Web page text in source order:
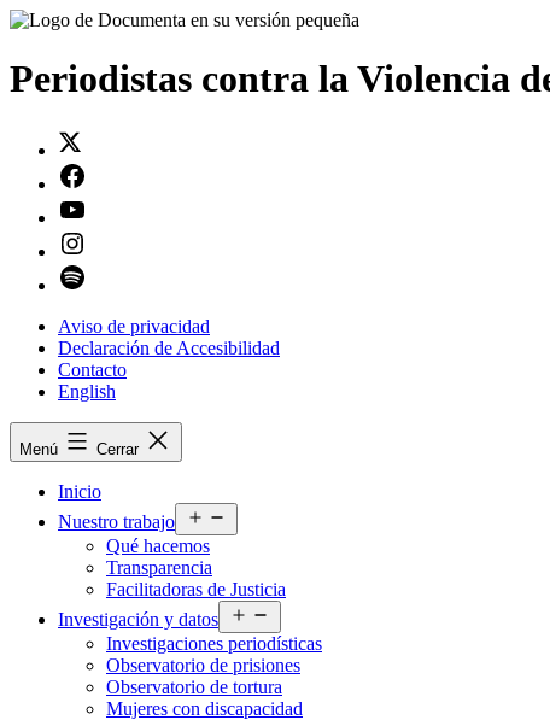
Saltar
contenido
Periodistas contra la Violencia
Aviso de privacidad
Declaración de Accesibilidad
Contacto
English
Menú Cerrar
Inicio
Nuestro trabajo
el
Qué hacemos
Transparencia
Facilitadoras de Justicia
Investigación y datos
el
menú
Investigaciones periodísticas
Observatorio de prisiones
Observatorio de tortura
Mujeres con discapacidad